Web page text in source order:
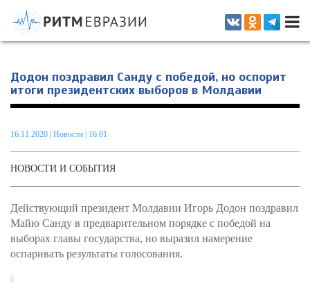
Информационно-аналитическое издание, посвященное актуальным
проблемам интеграции на постсоветском пространстве
Додон поздравил Санду с победой, но оспорит
итоги президентских выборов в Молдавии
16.11.2020 Новости | 16.01
НОВОСТИ И СОБЫТИЯ
Действующий президент Молдавии Игорь Додон поздравил
Майю Санду в предварительном порядке с победой на
выборах главы государства, но выразил намерение
оспаривать результаты голосования.